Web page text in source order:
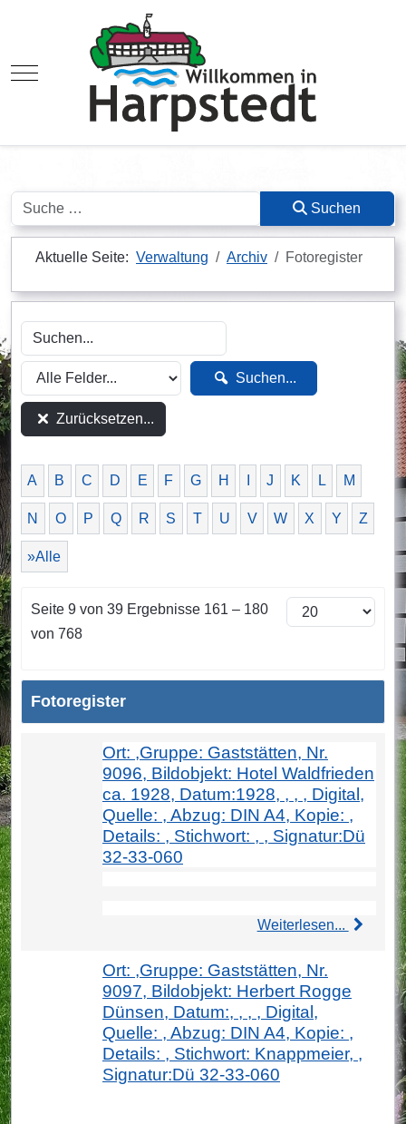
Mobile Menu Toggle
Suchen Suchen
Aktuelle Seite: Verwaltung Archiv Fotoregister
Suchen...
Zurücksetzen...
A B C D E F G H J K L M
N O P Q R S T U V W X Y Z
»Alle
Seite 9 von 39 Ergebnisse 161 – 180
von 768
Fotoregister
Ort: ,Gruppe: Gaststätten, Nr.
9096, Bildobjekt: Hotel Waldfrieden
ca. 1928, Datum:1928, , , , Digital,
Quelle: , Abzug: DIN A4, Kopie: ,
Details: , Stichwort: , , Signatur:Dü
32-33-060
Weiterlesen...
Ort: ,Gruppe: Gaststätten, Nr.
9097, Bildobjekt: Herbert Rogge
Dünsen, Datum:, , , , Digital,
Quelle: , Abzug: DIN A4, Kopie: ,
Details: , Stichwort: Knappmeier, ,
Signatur:Dü 32-33-060